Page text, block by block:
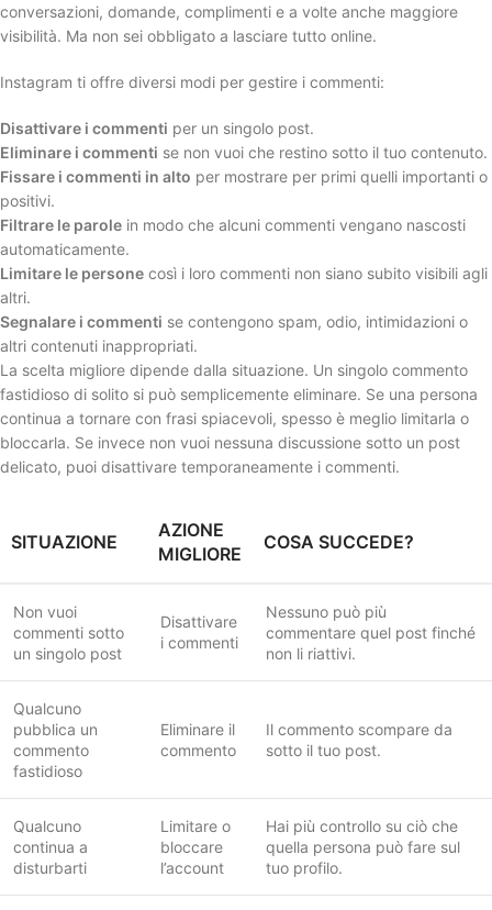
conversazioni, domande, complimenti e a volte anche maggiore
visibilità. Ma non sei obbligato a lasciare tutto online.
Instagram ti offre diversi modi per gestire i commenti:
Disattivare i commenti per un singolo post.
Eliminare i commenti se non vuoi che restino sotto il tuo contenuto.
Fissare i commenti in alto per mostrare per primi quelli importanti o
positivi.
Filtrare le parole in modo che alcuni commenti vengano nascosti
automaticamente.
Limitare le persone così i loro commenti non siano subito visibili agli
altri.
Segnalare i commenti se contengono spam, odio, intimidazioni o
altri contenuti inappropriati.
La scelta migliore dipende dalla situazione. Un singolo commento
fastidioso di solito si può semplicemente eliminare. Se una persona
continua a tornare con frasi spiacevoli, spesso è meglio limitarla o
bloccarla. Se invece non vuoi nessuna discussione sotto un post
delicato, puoi disattivare temporaneamente i commenti.
SITUAZIONE
AZIONE
MIGLIORE
COSA SUCCEDE?
Non vuoi
commenti sotto
un singolo post
Disattivare
i commenti
Nessuno può più
commentare quel post finché
non li riattivi.
Qualcuno
pubblica un
commento
fastidioso
Eliminare il
commento
Il commento scompare da
sotto il tuo post.
Qualcuno
continua a
disturbarti
Limitare o
bloccare
l’account
Hai più controllo su ciò che
quella persona può fare sul
tuo profilo.